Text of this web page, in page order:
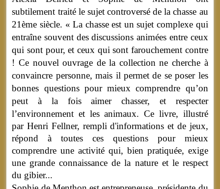
subtilement traité le sujet controversé de la chasse au
21ème siècle. « La chasse est un sujet complexe qui
entraîne souvent des discussions animées entre ceux
qui sont pour, et ceux qui sont farouchement contre
! Ce nouvel ouvrage de la collection ne cherche à
convaincre personne, mais il permet de se poser les
bonnes questions pour mieux comprendre qu’on
peut à la fois aimer chasser, et respecter
l’environnement et les animaux.Ce livre, illustré
par Henri Fellner, rempli d'informations et de jeux,
répond à toutes ces questions pour mieux
comprendre une activité qui, bien pratiquée, exige
une grande connaissance de la nature et le respect
du gibier...